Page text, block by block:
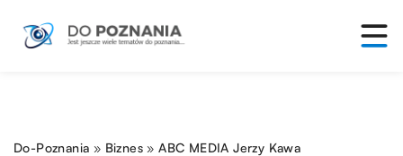
Do-Poznania » Biznes »ABC MEDIA Jerzy Kawa